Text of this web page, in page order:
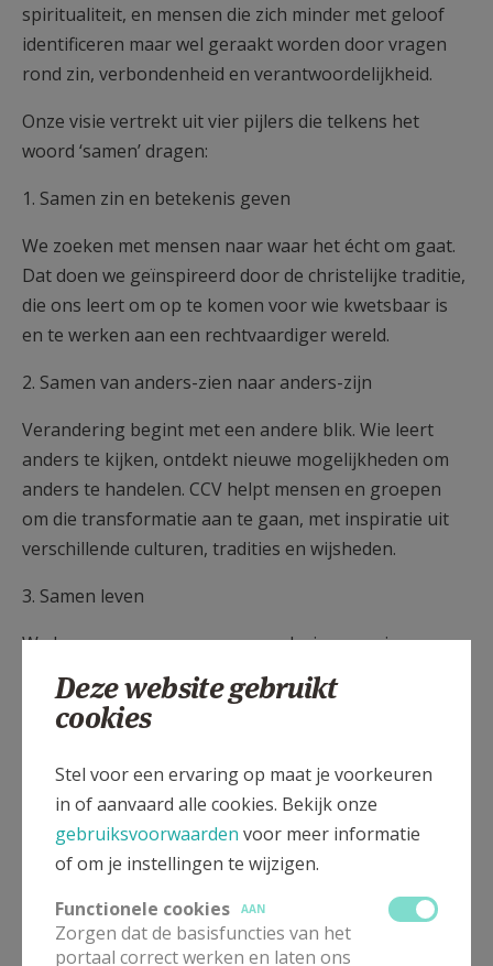
spiritualiteit, en mensen die zich minder met geloof
identificeren maar wel geraakt worden door vragen
rond zin, verbondenheid en verantwoordelijkheid.
Onze visie vertrekt uit vier pijlers die telkens het
woord ‘samen’ dragen:
1. Samen zin en betekenis geven
We zoeken met mensen naar waar het écht om gaat.
Dat doen we geïnspireerd door de christelijke traditie,
die ons leert om op te komen voor wie kwetsbaar is
en te werken aan een rechtvaardiger wereld.
2. Samen van anders-zien naar anders-zijn
Verandering begint met een andere blik. Wie leert
anders te kijken, ontdekt nieuwe mogelijkheden om
anders te handelen. CCV helpt mensen en groepen
om die transformatie aan te gaan, met inspiratie uit
verschillende culturen, tradities en wijsheden.
3. Samen leven
We bouwen mee aan een samenleving waarin
iedereen kan deelnemen. Inclusie, solidariteit en
diversiteit zijn daarbij sleutelwoorden. We laten ons
uitdagen door actuele vragen in de samenleving en
zoeken naar manieren om daar zorgzaam en creatief
mee om te gaan.
4. Samen verantwoordelijk
verantwoordelijkheid. We stimuleren dialoog,
samenwerking en engagement, zodat mensen en
Deze website gebruikt
cookies
Stel voor een ervaring op maat je voorkeuren
in of aanvaard alle cookies. Bekijk onze
gebruiksvoorwaarden voor meer informatie
of om je instellingen te wijzigen.
Functionele cookies
AAN
Zorgen dat de basisfuncties van het
portaal correct werken en laten ons